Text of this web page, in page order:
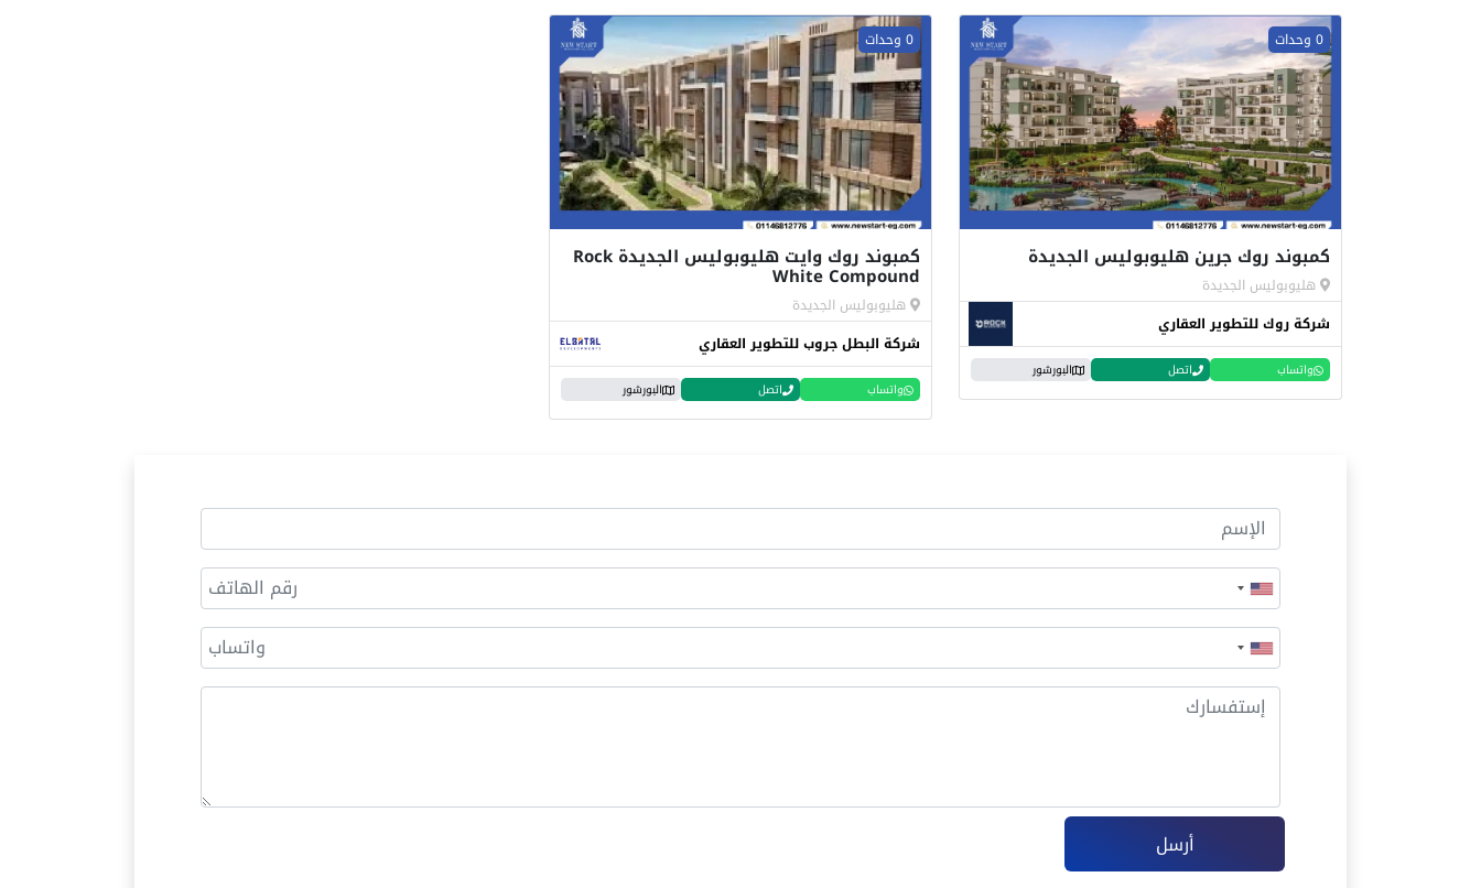
0 وحدات
كمبوند روك جرين هليوبوليس الجديدة
هليوبوليس الجديدة
شركة روك للتطوير العقاري
واتساب اتصل البورشور
0 وحدات
كمبوند روك وايت هليوبوليس الجديدة Rock
White Compound
هليوبوليس الجديدة
شركة البطل جروب للتطوير العقاري
واتساب اتصل البورشور
أرسل